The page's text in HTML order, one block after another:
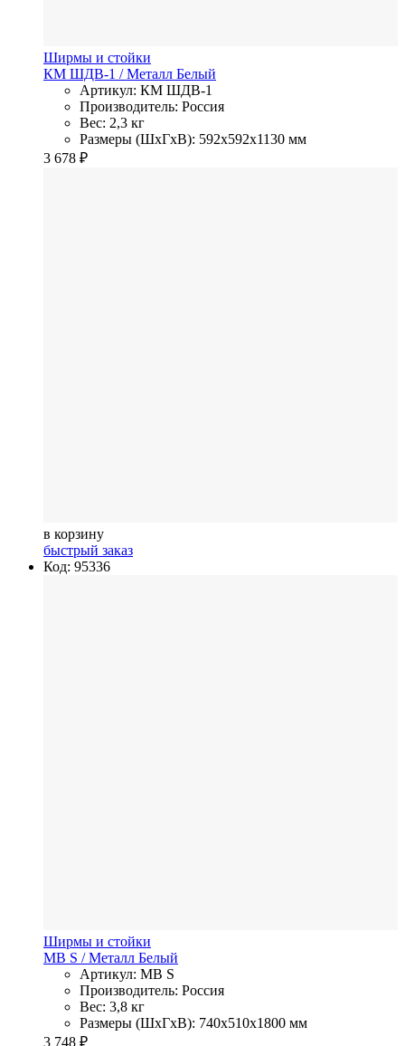
Ширмы и стойки
КМ ШДВ-1 / Металл Белый
Артикул: КМ ШДВ-1
Производитель: Россия
Вес: 2,3 кг
Размеры (ШхГхВ): 592x592x1130 мм
3 678 ₽
в корзину
быстрый заказ
Код: 95336
Ширмы и стойки
MB S / Металл Белый
Артикул: MB S
Производитель: Россия
Вес: 3,8 кг
Размеры (ШхГхВ): 740x510x1800 мм
3 748 ₽